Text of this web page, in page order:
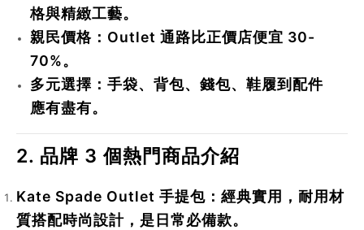
格與精緻工藝。
親民價格：Outlet 通路比正價店便宜 30-
70%。
多元選擇 ：手袋、背包、錢包、鞋履到配件
應有盡有。
2. 品牌 3 個熱門商品介紹
Kate Spade Outlet 手提包 ：經典實用，耐用材
質搭配時尚設計，是日常必備款。